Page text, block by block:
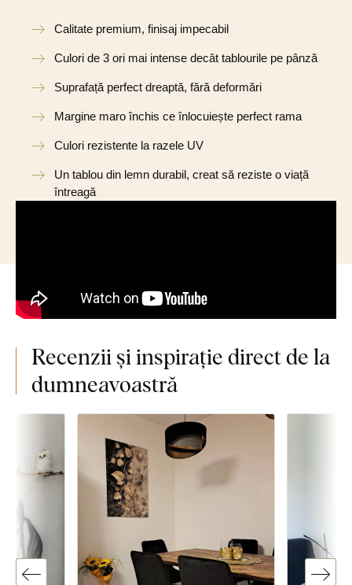
Calitate premium, finisaj impecabil
Culori de 3 ori mai intense decât tablourile pe pânză
Suprafață perfect dreaptă, fără deformări
Margine maro închis ce înlocuiește perfect rama
Culori rezistente la razele UV
Un tablou din lemn durabil, creat să reziste o viață
întreagă
Recenzii și inspirație direct de la
dumneavoastră